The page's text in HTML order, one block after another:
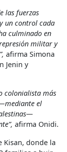
las fuerzas
un control cada
culminado en
militar y
afirma Simona
Jenin y
colonialista más
el
afirma Onidi.